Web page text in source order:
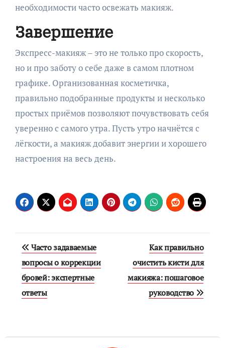
необходимости часто освежать макияж.
Завершение
Экспресс-макияж – это не только про скорость,
но и про заботу о себе даже в самом плотном
графике. Организованная косметичка,
правильно подобранные продукты и несколько
простых приёмов позволяют почувствовать себя
уверенно с самого утра. Пусть утро начнётся с
лёгкости, а макияж добавит энергии и хорошего
настроения на весь день.
Навигация
по
записям
Часто задаваемые
вопросы о коррекции
бровей: экспертные
ответы
Как правильно
очистить кисти для
макияжа: пошаговое
руководство